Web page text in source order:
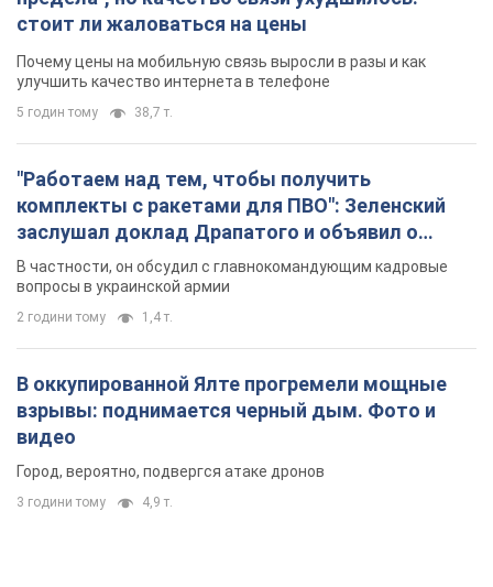
заслушал доклад Драпатого и объявил о
вопросы в украинской армии
В оккупированной Ялте прогремели мощные
взрывы: поднимается черный дым. Фото и
видео
3 години тому 4,9 т.